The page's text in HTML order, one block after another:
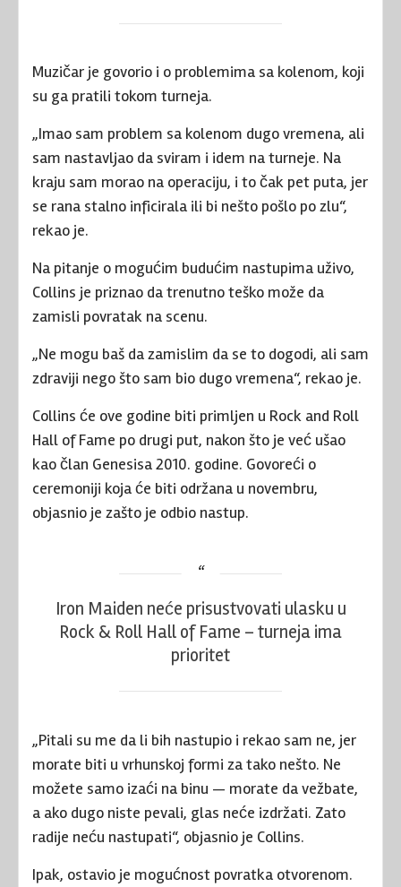
Muzičar je govorio i o problemima sa kolenom, koji
su ga pratili tokom turneja.
„Imao sam problem sa kolenom dugo vremena, ali
sam nastavljao da sviram i idem na turneje. Na
kraju sam morao na operaciju, i to čak pet puta, jer
se rana stalno inficirala ili bi nešto pošlo po zlu“,
rekao je.
Na pitanje o mogućim budućim nastupima uživo,
Collins je priznao da trenutno teško može da
zamisli povratak na scenu.
„Ne mogu baš da zamislim da se to dogodi, ali sam
zdraviji nego što sam bio dugo vremena“, rekao je.
Collins će ove godine biti primljen u Rock and Roll
Hall of Fame po drugi put, nakon što je već ušao
kao član Genesisa 2010. godine. Govoreći o
ceremoniji koja će biti održana u novembru,
objasnio je zašto je odbio nastup.
Iron Maiden neće prisustvovati ulasku u
Rock & Roll Hall of Fame – turneja ima
prioritet
„Pitali su me da li bih nastupio i rekao sam ne, jer
morate biti u vrhunskoj formi za tako nešto. Ne
možete samo izaći na binu — morate da vežbate,
a ako dugo niste pevali, glas neće izdržati. Zato
radije neću nastupati“, objasnio je Collins.
Ipak, ostavio je mogućnost povratka otvorenom.